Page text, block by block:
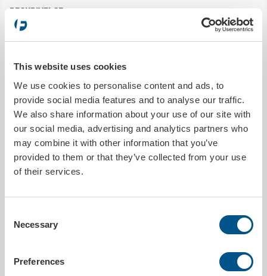
This website uses cookies
We use cookies to personalise content and ads, to
provide social media features and to analyse our traffic.
We also share information about your use of our site with
our social media, advertising and analytics partners who
may combine it with other information that you’ve
provided to them or that they’ve collected from your use
of their services.
Selection
Necessary
Preferences
BESKRIVELSE
kan den også henges opp.
Varsellyset er utstyrt med 12 røde LED-lys og 3 hvite. Den har også et
robust kabinett som er både slagfast, vanntett og oljebestandig.
Lysene drives av 3 AAA-batterier (ikke inkludert).
Varselsdisken har 9 forskjellige posisjoner:
Langsom blinking
Enkel blinking
Vekselsvis blinking
Rødt lys av
Minimumskjøp av varselpucken er 2000 stk.